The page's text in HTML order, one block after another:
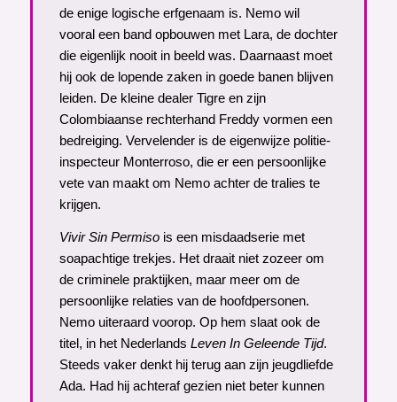
de enige logische erfgenaam is. Nemo wil
vooral een band opbouwen met Lara, de dochter
die eigenlijk nooit in beeld was. Daarnaast moet
hij ook de lopende zaken in goede banen blijven
leiden. De kleine dealer Tigre en zijn
Colombiaanse rechterhand Freddy vormen een
bedreiging. Vervelender is de eigenwijze politie-
inspecteur Monterroso, die er een persoonlijke
vete van maakt om Nemo achter de tralies te
krijgen.
Vivir Sin Permisois een misdaadserie met
soapachtige trekjes. Het draait niet zozeer om
de criminele praktijken, maar meer om de
persoonlijke relaties van de hoofdpersonen.
Nemo uiteraard voorop. Op hem slaat ook de
titel, in het Nederlands Leven In Geleende Tijd.
Steeds vaker denkt hij terug aan zijn jeugdliefde
Ada. Had hij achteraf gezien niet beter kunnen